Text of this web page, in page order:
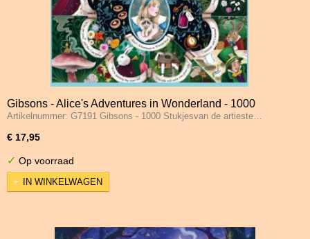
Gibsons - Alice's Adventures in Wonderland - 1000
Stukjes
Artikelnummer: G7191 Gibsons - 1000 Stukjesvan de artieste…
€ 17,95
✓ Op voorraad
IN WINKELWAGEN